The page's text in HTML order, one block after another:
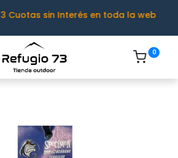
3 Cuotas sin Interés en toda la web
0